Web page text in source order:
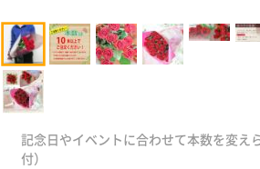
記念日やイベントに合わせて本数を変え
付）